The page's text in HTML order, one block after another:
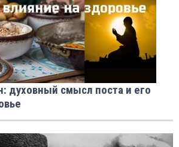
духовный смысл поста и его